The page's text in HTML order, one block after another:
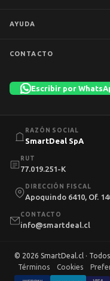
Liquidación
AYUDA
Términos y condiciones
Mi cuenta
CONTACTO
Las Condes, Santiago
+56 9 7753 1523
Escribir por
RAZÓN SOCIAL
SmartDeal SpA
RUT
77.019.251-K
DIRECCIÓN FISCAL
Apoquindo 6410, Of.
CONTACTO
info@smartdeal.cl
© 2026 SmartDeal.cl ·
Términos
Cookies